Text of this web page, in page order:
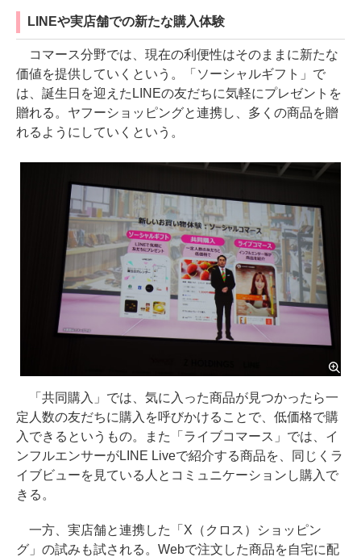
LINEや実店舗での新たな購入体験
コマース分野では、現在の利便性はそのままに新たな
価値を提供していくという。「ソーシャルギフト」で
は、誕生日を迎えたLINEの友だちに気軽にプレゼントを
贈れる。ヤフーショッピングと連携し、多くの商品を贈
れるようにしていくという。
「共同購入」では、気に入った商品が見つかったら一
定人数の友だちに購入を呼びかけることで、低価格で購
入できるというもの。また「ライブコマース」では、イ
ンフルエンサーがLINE Liveで紹介する商品を、同じくラ
イブビューを見ている人とコミュニケーションし購入で
きる。
一方、実店舗と連携した「X（クロス）ショッピン
グ」の試みも試される。Webで注文した商品を自宅に配